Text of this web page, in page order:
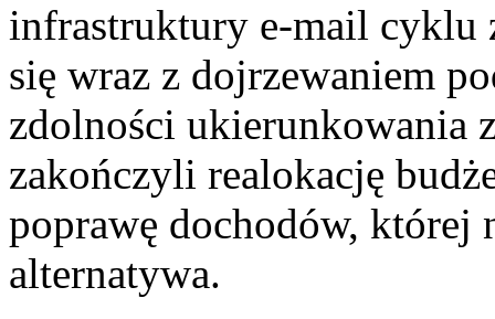
infrastruktury e-mail cyklu
się wraz z dojrzewaniem
zdolności ukierunkowania
zakończyli realokację
poprawę dochodów, której
alternatywa.